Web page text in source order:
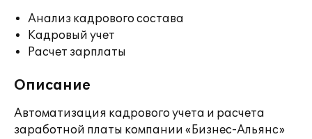
Анализ кадрового состава
Кадровый учет
Расчет зарплаты
Описание
Автоматизация кадрового учета и расчета
заработной платы компании «Бизнес-Альянс»